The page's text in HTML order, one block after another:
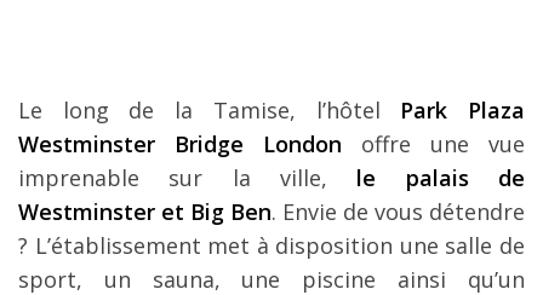
Le long de la Tamise, l’hôtel Park Plaza
Westminster Bridge London offre une vue
imprenable sur la ville, le palais de
Westminster et Big Ben. Envie de vous détendre
? L’établissement met à disposition une salle de
sport, un sauna, une piscine ainsi qu’un